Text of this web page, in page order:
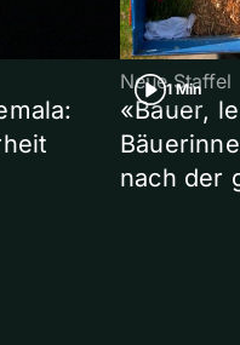
1 Min
Neue Staffel
«Bauer,
nach der